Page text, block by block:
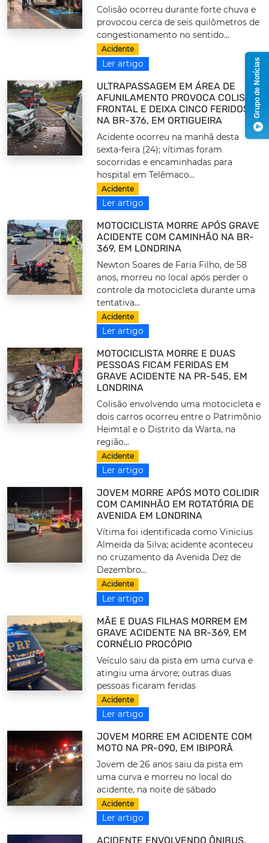
Colisão ocorreu durante forte chuva e
provocou cerca de seis quilômetros de
congestionamento no sentido...
Acidente
Ler artigo
ULTRAPASSAGEM EM ÁREA DE
AFUNILAMENTO PROVOCA COLISÃO
FRONTAL E DEIXA CINCO FERIDOS
NA BR-376, EM ORTIGUEIRA
Acidente ocorreu na manhã desta
sexta-feira (24); vítimas foram
socorridas e encaminhadas para
hospital em Telêmaco...
Acidente
Ler artigo
MOTOCICLISTA MORRE APÓS GRAVE
ACIDENTE COM CAMINHÃO NA BR-
369, EM LONDRINA
Newton Soares de Faria Filho, de 58
anos, morreu no local após perder o
controle da motocicleta durante uma
tentativa...
Acidente
Ler artigo
MOTOCICLISTA MORRE E DUAS
PESSOAS FICAM FERIDAS EM
GRAVE ACIDENTE NA PR-545, EM
LONDRINA
Colisão envolvendo uma motocicleta e
dois carros ocorreu entre o Patrimônio
Heimtal e o Distrito da Warta, na
região...
Acidente
Ler artigo
JOVEM MORRE APÓS MOTO COLIDIR
COM CAMINHÃO EM ROTATÓRIA DE
AVENIDA EM LONDRINA
Vítima foi identificada como Vinicius
Almeida da Silva; acidente aconteceu
no cruzamento da Avenida Dez de
Dezembro...
Acidente
Ler artigo
MÃE E DUAS FILHAS MORREM EM
GRAVE ACIDENTE NA BR-369, EM
CORNÉLIO PROCÓPIO
Veículo saiu da pista em uma curva e
atingiu uma árvore; outras duas
pessoas ficaram feridas
Acidente
Ler artigo
JOVEM MORRE EM ACIDENTE COM
MOTO NA PR-090, EM IBIPORÃ
Jovem de 26 anos saiu da pista em
uma curva e morreu no local do
acidente, na noite de sábado
Acidente
Ler artigo
ACIDENTE ENVOLVENDO ÔNIBUS,
Grupo de Notícias